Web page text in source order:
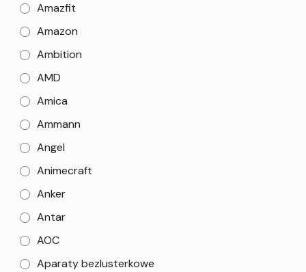
Amazfit
Amazon
Ambition
AMD
Amica
Ammann
Angel
Animecraft
Anker
Antar
AOC
Aparaty bezlusterkowe